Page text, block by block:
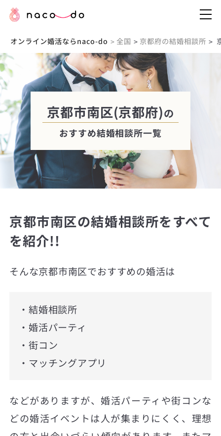
オンライン婚活ならnaco-do > 全国 > 京都府の結婚相談所 >
京都市南区(京都府)の
おすすめ結婚相談所一覧
京都市南区の結婚相談所をすべて
を紹介!!
そんな京都市南区でおすすめの婚活は
・結婚相談所
・婚活パーティ
・街コン
・マッチングアプリ
などがありますが、婚活パーティや街コンな
どの婚活イベントは人が集まりにくく、理想